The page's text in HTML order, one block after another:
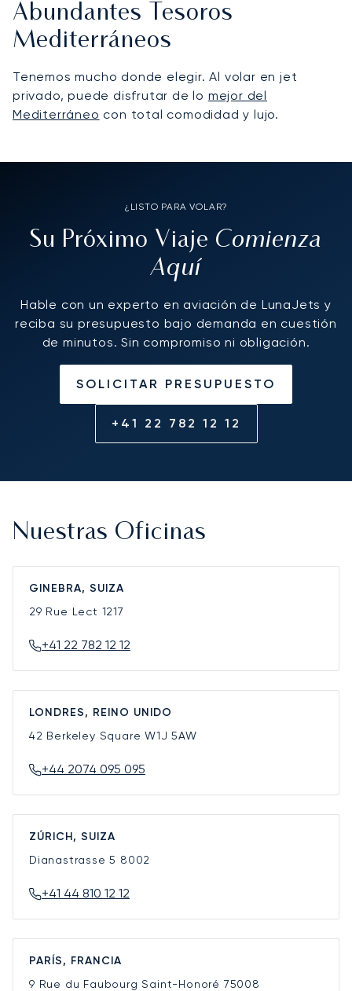
Abundantes Tesoros
Mediterráneos
Tenemos mucho donde elegir. Al volar en jet
privado, puede disfrutar de lo mejor del
Mediterráneo con total comodidad y lujo.
¿LISTO PARA VOLAR?
Su Próximo Viaje Comienza
Aquí
Hable con un experto en aviación de LunaJets y
reciba su presupuesto bajo demanda en cuestión
de minutos. Sin compromiso ni obligación.
SOLICITAR PRESUPUESTO
+41 22 782 12 12
Nuestras Oficinas
GINEBRA, SUIZA
29 Rue Lect 1217
+41 22 782 12 12
LONDRES, REINO UNIDO
42 Berkeley SquareW1J 5AW
+44 2074 095 095
ZÚRICH, SUIZA
Dianastrasse 5 8002
+41 44 810 12 12
PARÍS, FRANCIA
9 Rue du Faubourg Saint-Honoré 75008